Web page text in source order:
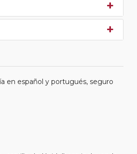
en español y portugués, seguro